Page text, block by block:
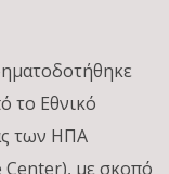
το Εθνικό
των ΗΠΑ
Center), με σκοπό